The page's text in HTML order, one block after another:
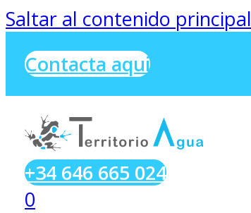
Saltar al contenido principal
Contacta aqui
+34 646 665 024
0